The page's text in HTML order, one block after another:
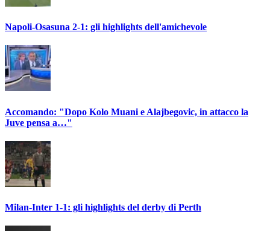
Napoli-Osasuna 2-1: gli highlights dell'amichevole
Accomando: "Dopo Kolo Muani e Alajbegovic, in attacco la
Juve pensa a…"
Milan-Inter 1-1: gli highlights del derby di Perth